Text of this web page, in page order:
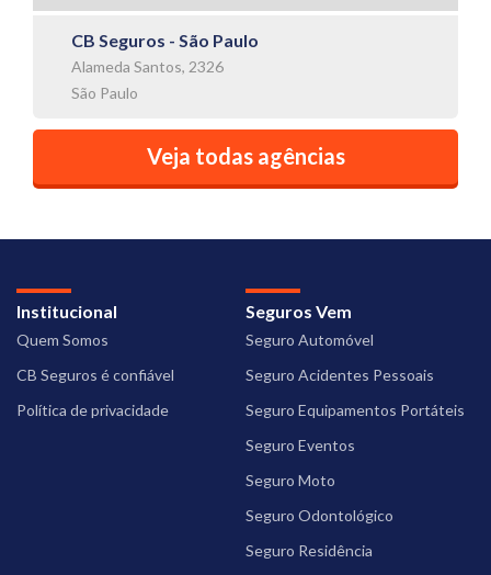
CB Seguros - São Paulo
Alameda Santos, 2326
São Paulo
Veja todas agências
Institucional
Quem Somos
CB Seguros é confiável
Política de privacidade
Seguros Vem
Seguro Automóvel
Seguro Acidentes Pessoais
Seguro Equipamentos Portáteis
Seguro Eventos
Seguro Moto
Seguro Odontológico
Seguro Residência